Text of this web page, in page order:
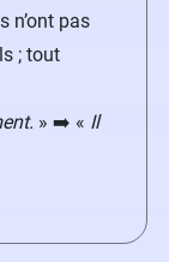
n’ont pas
; tout
» ➡️ « Il